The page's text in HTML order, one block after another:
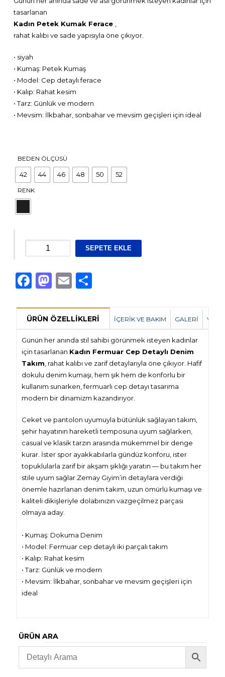
tasarlanan
Kadın Petek Kumak Ferace
rahat kalıbı ve sade yapısıyla öne çıkıyor.
• siyah
• Kumaş: Petek Kumaş
• Model: Cep detaylı ferace
• Kalıp: Rahat kesim
• Tarz: Günlük ve modern
• Mevsim: İlkbahar, sonbahar ve mevsim geçişleri için ideal
BEDEN ÖLÇÜSÜ
42 44 46 48 50 52
RENK
Kumaş
adet
SEPETE EKLE
Facebook
Mastodon
Email
ÜRÜN ÖZELLIKLERI İÇERIK VE BAKIM GALERI
Günün her anında stil sahibi görünmek isteyen kadınlar
için tasarlanan Kadın Fermuar Cep Detaylı Denim
Takım , rahat kalıbı ve zarif detaylarıyla öne çıkıyor. Hafif
dokulu denim kumaşı, hem şık hem de konforlu bir
kullanım sunarken, fermuarlı cep detayı tasarıma
modern bir dinamizm kazandırıyor.
Ceket ve pantolon uyumuyla bütünlük sağlayan takım,
şehir hayatının hareketli temposuna uyum sağlarken,
casual ve klasik tarzın arasında mükemmel bir denge
kurar. İster spor ayakkabılarla gündüz konforu, ister
topuklularla zarif bir akşam şıklığı yaratın — bu takım her
stile uyum sağlar.Zemay Giyim’in detaylara verdiği
önemle hazırlanan denim takım, uzun ömürlü kumaşı ve
kaliteli dikişleriyle dolabınızın vazgeçilmez parçası
olmaya aday.
• Kumaş: Dokuma Denim
• Model: Fermuar cep detaylı iki parçalı takım
• Kalıp: Rahat kesim
• Tarz: Günlük ve modern
• Mevsim: İlkbahar, sonbahar ve mevsim geçişleri için
ideal
ÜRÜN ARA